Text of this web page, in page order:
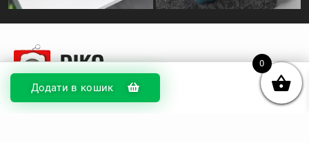
Додати в кошик
0